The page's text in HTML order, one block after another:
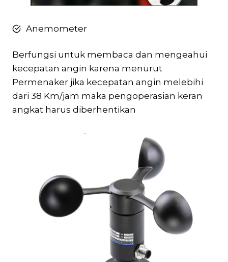
Anemometer
Berfungsi untuk membaca dan mengeahui
kecepatan angin karena menurut
Permenaker jika kecepatan angin melebihi
dari 38 Km/jam maka pengoperasian keran
angkat harus diberhentikan